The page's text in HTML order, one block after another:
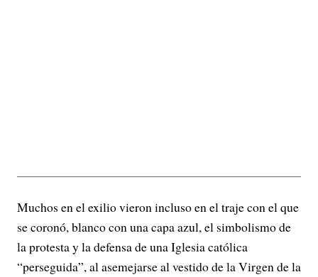
Muchos en el exilio vieron incluso en el traje con el que
se coronó, blanco con una capa azul, el simbolismo de
la protesta y la defensa de una Iglesia católica
“perseguida”, al asemejarse al vestido de la Virgen de la